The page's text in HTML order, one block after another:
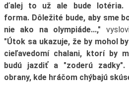
ďalej to už ale bude lotéria.
forma. Dôležité bude, aby sme
nie ako na olympiáde...,"
"Útok sa ukazuje, že by mohol
cieľavedomí chalani, ktorí by
budú jazdiť a "zoderú
obrany, kde hráčom chýbajú